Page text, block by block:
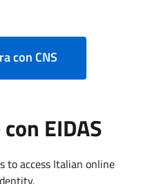
con CNS
EIDAS
to access Italian online